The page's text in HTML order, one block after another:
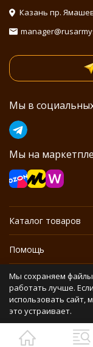
Казань пр.
Мы в социальных
Мы на
Каталог товаров
Помощь
Информация
Политика
Разработано в
Мы сохраняем файлы
работать лучше.
использовать сайт,
это устраивает.